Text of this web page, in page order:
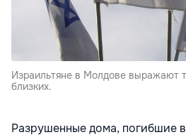
Израильтяне в Молдове выражают
близких.
Разрушенные дома, погибшие